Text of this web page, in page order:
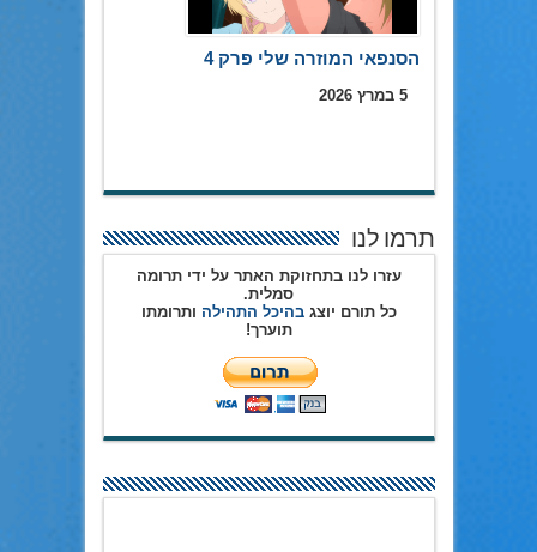
הסנפאי המוזרה שלי פרק 4
5 במרץ 2026
תרמו לנו
עזרו לנו בתחזוקת האתר על ידי תרומה
סמלית.
כל תורם יוצגבהיכל התהילה ותרומתו
תוערך!